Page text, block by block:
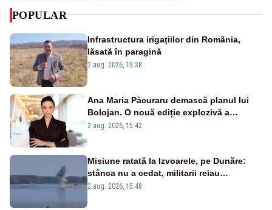
POPULAR
Infrastructura irigațiilor din România,
lăsată în paragină
2 aug. 2026, 15:38
Ana Maria Păcuraru demască planul lui
Bolojan. O nouă ediție explozivă a
emisiunii „Miza Zilei” la Realitatea PLUS
2 aug. 2026, 15:42
Misiune ratată la Izvoarele, pe Dunăre:
stânca nu a cedat, militarii reiau
detonările luni – VIDEO
2 aug. 2026, 15:48